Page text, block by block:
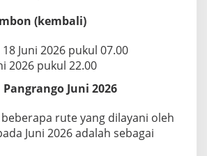
(kembali)
Juni 2026 pukul 07.00
2026 pukul 22.00
Juni 2026
rute yang dilayani oleh
Juni 2026 adalah sebagai